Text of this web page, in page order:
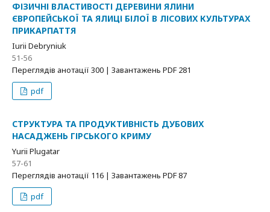
ФІЗИЧНІ ВЛАСТИВОСТІ ДЕРЕВИНИ ЯЛИНИ
ЄВРОПЕЙСЬКОЇ ТА ЯЛИЦІ БІЛОЇ В ЛІСОВИХ КУЛЬТУРАХ
ПРИКАРПАТТЯ
Iurii Debryniuk
51-56
Переглядів анотації 300 | Завантажень PDF 281
pdf
СТРУКТУРА ТА ПРОДУКТИВНІСТЬ ДУБОВИХ
НАСАДЖЕНЬ ГІРСЬКОГО КРИМУ
Yurii Plugatar
57-61
Переглядів анотації 116 | Завантажень PDF 87
pdf